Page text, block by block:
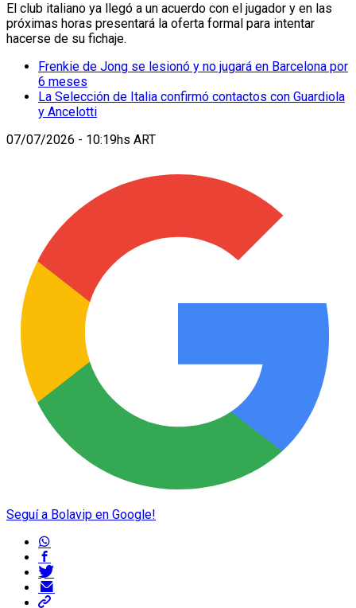
El club italiano ya llegó a un acuerdo con el jugador y en las
próximas horas presentará la oferta formal para intentar
hacerse de su fichaje.
Frenkie de Jong se lesionó y no jugará en Barcelona por
6 meses
La Selección de Italia confirmó contactos con Guardiola
y Ancelotti
07/07/2026 - 10:19hs ART
Seguí a Bolavip en Google!